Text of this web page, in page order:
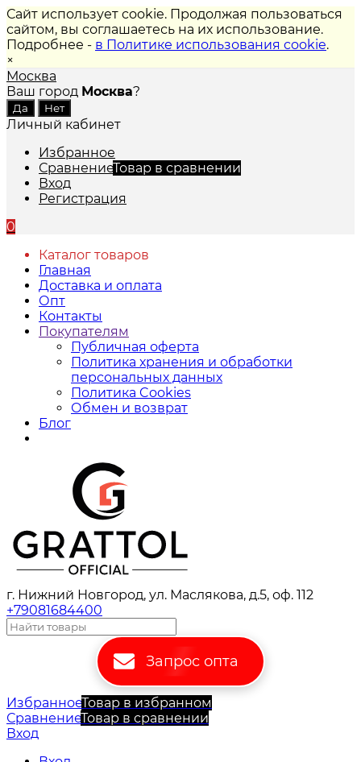
Сайт использует cookie. Продолжая пользоваться
сайтом, вы соглашаетесь на их использование.
Подробнее - в Политике использования cookie.
×
Москва
Ваш город Москва?
Личный кабинет
Избранное
СравнениеТовар в сравнении
Вход
Регистрация
0
Каталог товаров
Главная
Доставка и оплата
Опт
Контакты
Покупателям
Публичная оферта
Политика хранения и обработки
персональных данных
Политика Cookies
Обмен и возврат
Блог
г. Нижний Новгород, ул. Маслякова, д.5, оф. 112
+79081684400
Запрос опта
ИзбранноеТовар в избранном
СравнениеТовар в сравнении
Вход